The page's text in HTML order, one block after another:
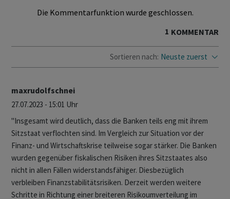
Die Kommentarfunktion wurde geschlossen.
1 KOMMENTAR
Sortieren nach: Neuste zuerst
maxrudolfschnei
27.07.2023 - 15:01 Uhr
"Insgesamt wird deutlich, dass die Banken teils eng mit ihrem
Sitzstaat verflochten sind. Im Vergleich zur Situation vor der
Finanz- und Wirtschaftskrise teilweise sogar stärker. Die Banken
wurden gegenüber fiskalischen Risiken ihres Sitzstaates also
nicht in allen Fällen widerstandsfähiger. Diesbezüglich
verbleiben Finanzstabilitätsrisiken. Derzeit werden weitere
Schritte in Richtung einer breiteren Risikoumverteilung im